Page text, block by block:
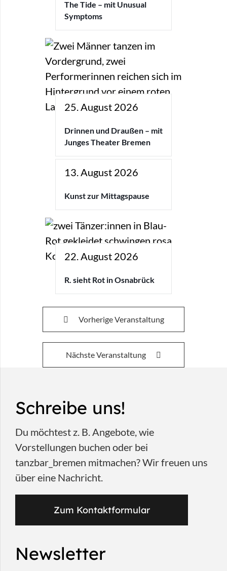
The Tide – mit Unusual
Symptoms
25. August 2026
Drinnen und Draußen – mit
Junges Theater Bremen
13. August 2026
Kunst zur Mittagspause
22. August 2026
R. sieht Rot in Osnabrück
Vorherige Veranstaltung
Nächste Veranstaltung
Schreibe uns!
Du möchtest z. B. Angebote, wie
Vorstellungen buchen oder bei
tanzbar_bremen mitmachen? Wir freuen uns
über eine Nachricht.
Zum Kontaktformular
Newsletter